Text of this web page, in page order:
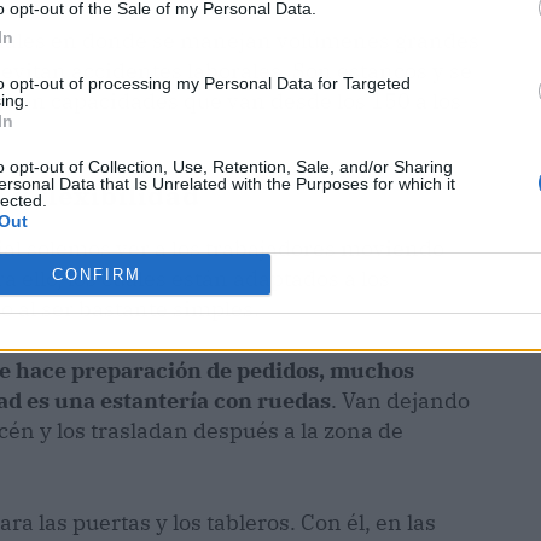
opt-out of the Sale of my Personal Data.
opt-out of processing my Personal Data for Targeted
opt-out of Collection, Use, Retention, Sale, and/or Sharing
Data that Is Unrelated with the Purposes for which it
CONFIRM
en donde se manejan volúmenes grandes
accidentes laborales. Son estancos y se
capacidades que van desde los 150 a los
y flexibilidad
solemos ver a los trabajadores moviendo
ello, los cuales están adaptados a los
al ser bastante simples.
hace preparación de pedidos, muchos
es una estantería con ruedas. Van dejando
y los trasladan después a la zona de
las puertas y los tableros. Con él, en las